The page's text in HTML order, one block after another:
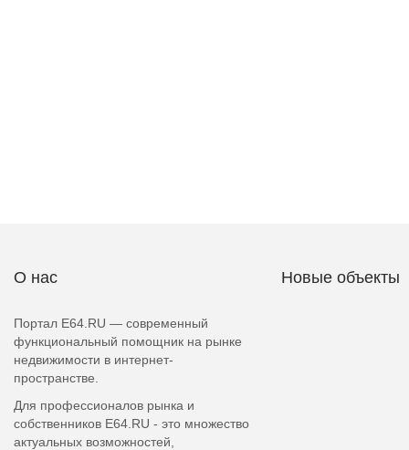
О нас
Портал E64.RU — современный
функциональный помощник на рынке
недвижимости в интернет-
пространстве.
Для профессионалов рынка и
собственников E64.RU - это множество
актуальных возможностей,
Новые объекты